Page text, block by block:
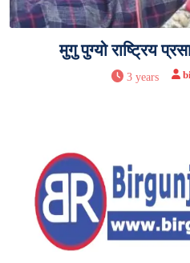
मुगु पुग्यो राष्ट्रिय
3 years